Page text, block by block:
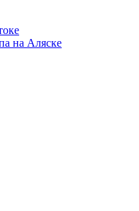
на Аляске